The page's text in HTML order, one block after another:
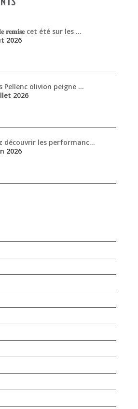
𝐫𝐞𝐦𝐢𝐬𝐞 cet été sur les …
2026
Pellenc olivion peigne …
2026
découvrir les performanc…
2026